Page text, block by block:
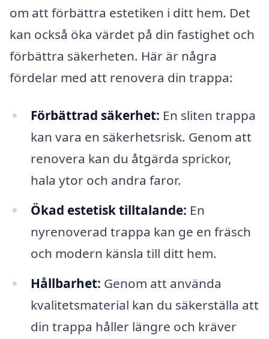
om att förbättra estetiken i ditt hem. Det
kan också öka värdet på din fastighet och
förbättra säkerheten. Här är några
fördelar med att renovera din trappa:
Förbättrad säkerhet: En sliten trappa
kan vara en säkerhetsrisk. Genom att
renovera kan du åtgärda sprickor,
hala ytor och andra faror.
Ökad estetisk tilltalande: En
nyrenoverad trappa kan ge en fräsch
och modern känsla till ditt hem.
Hållbarhet: Genom att använda
kvalitetsmaterial kan du säkerställa att
din trappa håller längre och kräver